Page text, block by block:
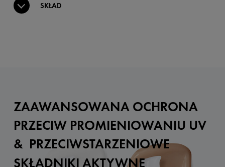
SKŁAD
ZAAWANSOWANA OCHRONA
PRZECIW PROMIENIOWANIU UV
& PRZECIWSTARZENIOWE
SKŁADNIKI AKTYWNE